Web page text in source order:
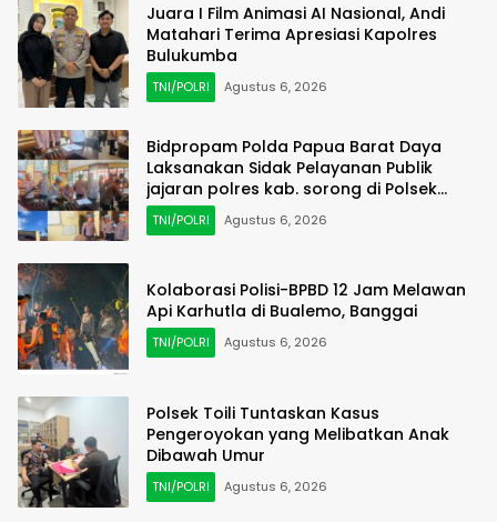
Juara I Film Animasi AI Nasional, Andi
Matahari Terima Apresiasi Kapolres
Bulukumba
TNI/POLRI Agustus 6, 2026
Bidpropam Polda Papua Barat Daya
Laksanakan Sidak Pelayanan Publik
jajaran polres kab. sorong di Polsek
Salawati
TNI/POLRI Agustus 6, 2026
Kolaborasi Polisi-BPBD 12 Jam Melawan
Api Karhutla di Bualemo, Banggai
TNI/POLRI Agustus 6, 2026
Polsek Toili Tuntaskan Kasus
Pengeroyokan yang Melibatkan Anak
Dibawah Umur
TNI/POLRI Agustus 6, 2026